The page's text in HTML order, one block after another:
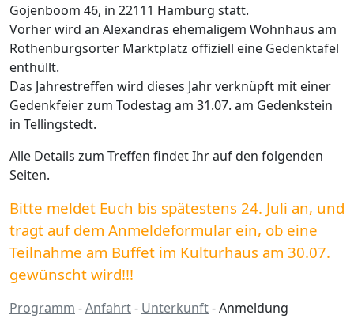
Gojenboom 46, in 22111 Hamburg statt.
Vorher wird an Alexandras ehemaligem Wohnhaus am
Rothenburgsorter Marktplatz offiziell eine Gedenktafel
enthüllt.
Das Jahrestreffen wird dieses Jahr verknüpft mit einer
Gedenkfeier zum Todestag am 31.07. am Gedenkstein
in Tellingstedt.
Alle Details zum Treffen findet Ihr auf den folgenden
Seiten.
Bitte meldet Euch bis spätestens 24. Juli an, und
tragt auf dem Anmeldeformular ein, ob eine
Teilnahme am Buffet im Kulturhaus am 30.07.
gewünscht wird!!!
Programm -Anfahrt- Unterkunft- Anmeldung